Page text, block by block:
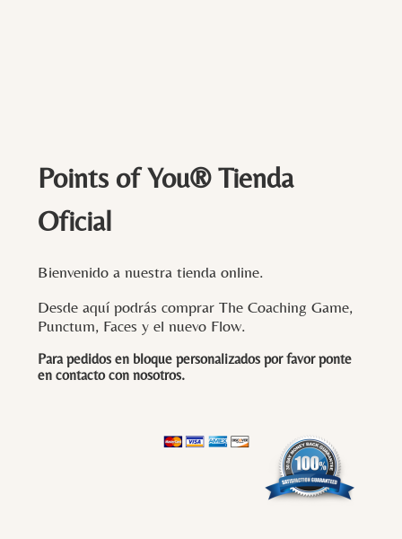
Points of You® Tienda
Oficial
Bienvenido a nuestra tienda online.
Desde aquí podrás comprar The Coaching Game,
Punctum, Faces y el nuevo Flow.
Para pedidos en bloque personalizados por favor ponte
en contacto con nosotros.